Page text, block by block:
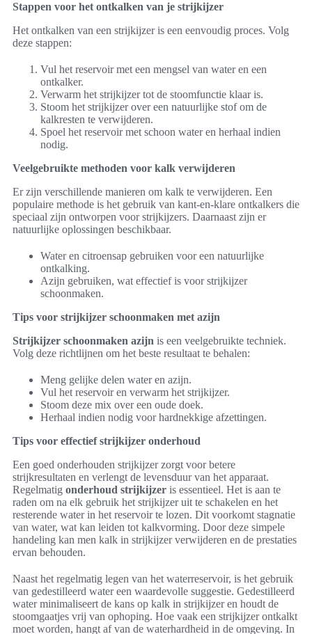
Stappen voor het ontkalken van je strijkijzer
Het ontkalken van een strijkijzer is een eenvoudig proces. Volg
deze stappen:
Vul het reservoir met een mengsel van water en een
ontkalker.
Verwarm het strijkijzer tot de stoomfunctie klaar is.
Stoom het strijkijzer over een natuurlijke stof om de
kalkresten te verwijderen.
Spoel het reservoir met schoon water en herhaal indien
nodig.
Veelgebruikte methoden voor kalk verwijderen
Er zijn verschillende manieren om kalk te verwijderen. Een
populaire methode is het gebruik van kant-en-klare ontkalkers die
speciaal zijn ontworpen voor strijkijzers. Daarnaast zijn er
natuurlijke oplossingen beschikbaar.
Water en citroensap gebruiken voor een natuurlijke
ontkalking.
Azijn gebruiken, wat effectief is voor strijkijzer
schoonmaken.
Tips voor strijkijzer schoonmaken met azijn
Strijkijzer schoonmaken azijn is een veelgebruikte techniek.
Volg deze richtlijnen om het beste resultaat te behalen:
Meng gelijke delen water en azijn.
Vul het reservoir en verwarm het strijkijzer.
Stoom deze mix over een oude doek.
Herhaal indien nodig voor hardnekkige afzettingen.
Tips voor effectief strijkijzer onderhoud
Een goed onderhouden strijkijzer zorgt voor betere
strijkresultaten en verlengt de levensduur van het apparaat.
Regelmatig onderhoud strijkijzer is essentieel. Het is aan te
raden om na elk gebruik het strijkijzer uit te schakelen en het
resterende water in het reservoir te lozen. Dit voorkomt stagnatie
van water, wat kan leiden tot kalkvorming. Door deze simpele
handeling kan men kalk in strijkijzer verwijderen en de prestaties
ervan behouden.
Naast het regelmatig legen van het waterreservoir, is het gebruik
van gedestilleerd water een waardevolle suggestie. Gedestilleerd
water minimaliseert de kans op kalk in strijkijzer en houdt de
stoomgaatjes vrij van ophoping. Hoe vaak een strijkijzer ontkalkt
moet worden, hangt af van de waterhardheid in de omgeving. In